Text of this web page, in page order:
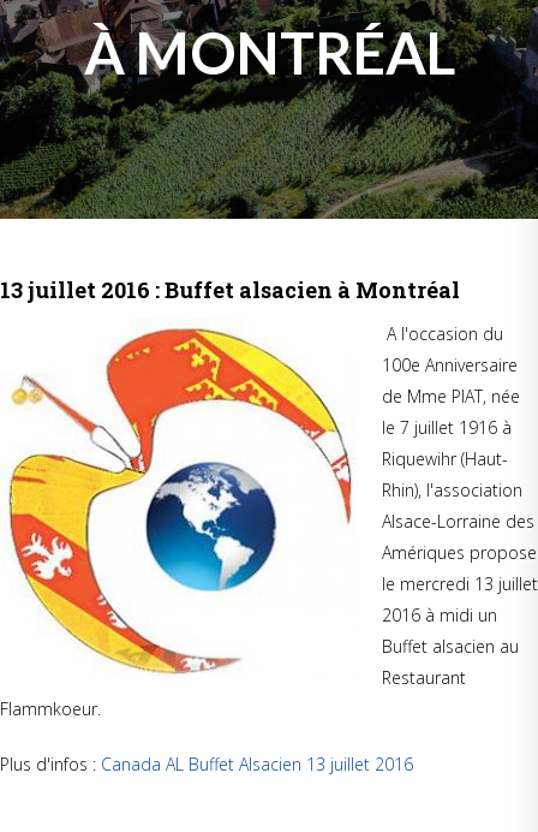
À MONTRÉAL
13 juillet 2016 : Buffet alsacien à Montréal
A l'occasion du
100e Anniversaire
de Mme PIAT, née
le 7 juillet 1916 à
Riquewihr (Haut-
Rhin), l'association
Alsace-Lorraine des
Amériques propose
le mercredi 13 juillet
2016 à midi un
Buffet alsacien au
Restaurant
Flammkoeur.
Plus d'infos : Canada AL Buffet Alsacien 13 juillet 2016